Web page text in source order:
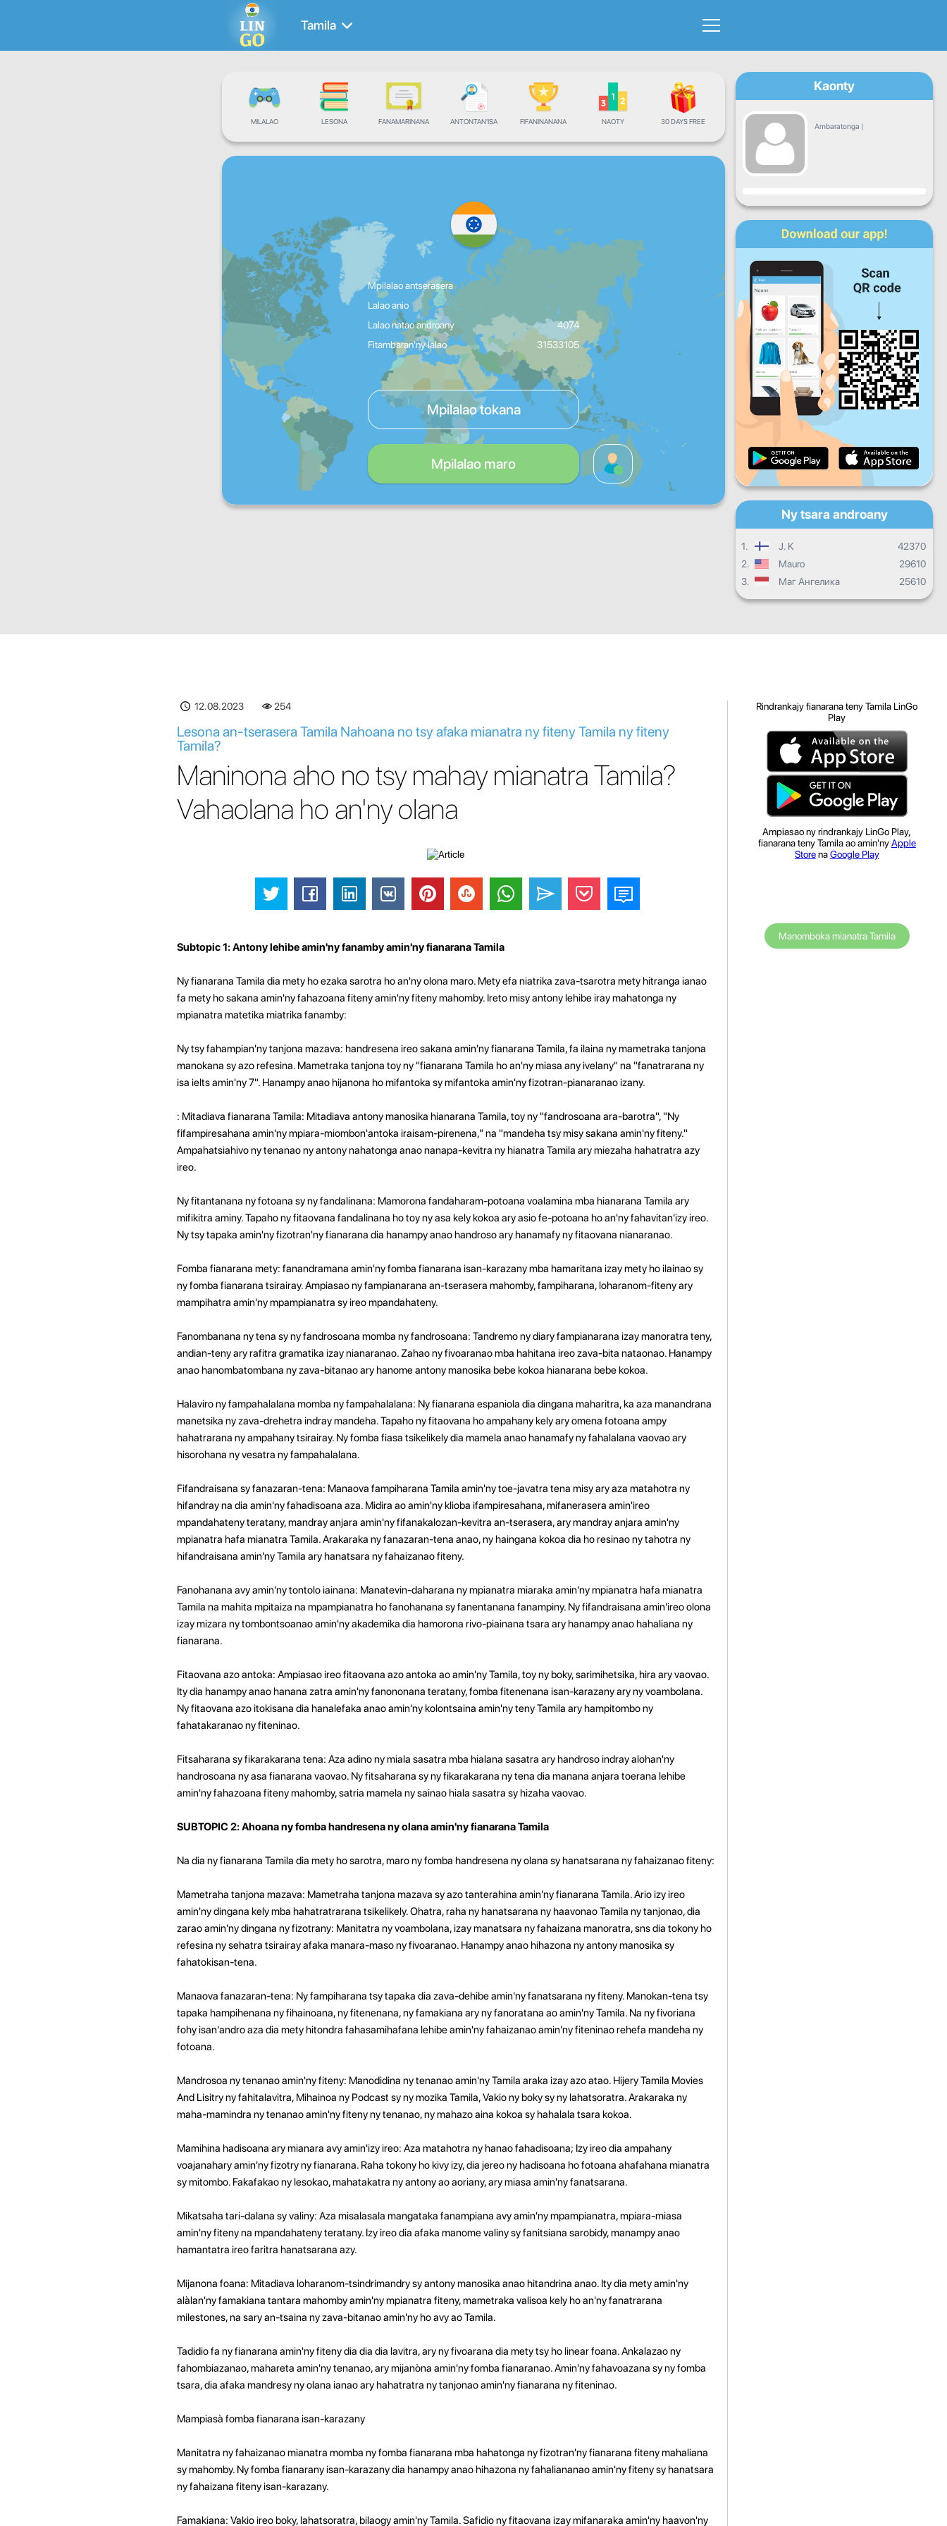
Tamila
MILALAO LESONA FANAMARINANA ANTONTAN'ISA FIFANINANANA NAOTY 30 DAYS FREE
Mpilalao antserasera
Lalao anio
Lalao natao androany
4074
Fitambaran'ny lalao
31533105
Mpilalao tokana
Mpilalao maro
Kaonty
Ambaratonga |
Fandrosoana
Alatsinainy Alarobia Alakamisy
Sabotsy Alahady
Fandrosoana isan'andro
Fandrosoana isambolana
Fandrosoana ankapobeny
Ny tsara androany
1. J. K
42370
2.
Mauro
29610
3.
Маг Ангелика 25610
12.08.2023 254
Lesona an-tserasera Tamila Nahoana no tsy afaka mianatra ny fiteny Tamila ny fiteny
Tamila?
Maninona aho no tsy mahay mianatra Tamila?
Vahaolana ho an'ny olana
Subtopic 1: Antony lehibe amin'ny fanamby amin'ny fianarana Tamila
Ny fianarana Tamila dia mety ho ezaka sarotra ho an'ny olona maro. Mety efa niatrika zava-tsarotra mety hitranga ianao
fa mety ho sakana amin'ny fahazoana fiteny amin'ny fiteny mahomby. Ireto misy antony lehibe iray mahatonga ny
mpianatra matetika miatrika fanamby:
Ny tsy fahampian'ny tanjona mazava: handresena ireo sakana amin'ny fianarana Tamila, fa ilaina ny mametraka tanjona
manokana sy azo refesina. Mametraka tanjona toy ny "fianarana Tamila ho an'ny miasa any ivelany" na "fanatrarana ny
isa ielts amin'ny 7". Hanampy anao hijanona ho mifantoka sy mifantoka amin'ny fizotran-pianaranao izany.
: Mitadiava fianarana Tamila: Mitadiava antony manosika hianarana Tamila, toy ny "fandrosoana ara-barotra", "Ny
fifampiresahana amin'ny mpiara-miombon'antoka iraisam-pirenena," na "mandeha tsy misy sakana amin'ny fiteny."
Ampahatsiahivo ny tenanao ny antony nahatonga anao nanapa-kevitra ny hianatra Tamila ary miezaha hahatratra azy
ireo.
Ny fitantanana ny fotoana sy ny fandalinana: Mamorona fandaharam-potoana voalamina mba hianarana Tamila ary
mifikitra aminy. Tapaho ny fitaovana fandalinana ho toy ny asa kely kokoa ary asio fe-potoana ho an'ny fahavitan'izy ireo.
Ny tsy tapaka amin'ny fizotran'ny fianarana dia hanampy anao handroso ary hanamafy ny fitaovana nianaranao.
Fomba fianarana mety: fanandramana amin'ny fomba fianarana isan-karazany mba hamaritana izay mety ho ilainao sy
ny fomba fianarana tsirairay. Ampiasao ny fampianarana an-tserasera mahomby, fampiharana, loharanom-fiteny ary
mampihatra amin'ny mpampianatra sy ireo mpandahateny.
Fanombanana ny tena sy ny fandrosoana momba ny fandrosoana: Tandremo ny diary fampianarana izay manoratra teny,
andian-teny ary rafitra gramatika izay nianaranao. Zahao ny fivoaranao mba hahitana ireo zava-bita nataonao. Hanampy
anao hanombatombana ny zava-bitanao ary hanome antony manosika bebe kokoa hianarana bebe kokoa.
Halaviro ny fampahalalana momba ny fampahalalana: Ny fianarana espaniola dia dingana maharitra, ka aza manandrana
manetsika ny zava-drehetra indray mandeha. Tapaho ny fitaovana ho ampahany kely ary omena fotoana ampy
hahatrarana ny ampahany tsirairay. Ny fomba fiasa tsikelikely dia mamela anao hanamafy ny fahalalana vaovao ary
hisorohana ny vesatra ny fampahalalana.
Fifandraisana sy fanazaran-tena: Manaova fampiharana Tamila amin'ny toe-javatra tena misy ary aza matahotra ny
hifandray na dia amin'ny fahadisoana aza. Midira ao amin'ny klioba ifampiresahana, mifanerasera amin'ireo
mpandahateny teratany, mandray anjara amin'ny fifanakalozan-kevitra an-tserasera, ary mandray anjara amin'ny
mpianatra hafa mianatra Tamila. Arakaraka ny fanazaran-tena anao, ny haingana kokoa dia ho resinao ny tahotra ny
hifandraisana amin'ny Tamila ary hanatsara ny fahaizanao fiteny.
Fanohanana avy amin'ny tontolo iainana: Manatevin-daharana ny mpianatra miaraka amin'ny mpianatra hafa mianatra
Tamila na mahita mpitaiza na mpampianatra ho fanohanana sy fanentanana fanampiny. Ny fifandraisana amin'ireo olona
izay mizara ny tombontsoanao amin'ny akademika dia hamorona rivo-piainana tsara ary hanampy anao hahaliana ny
fianarana.
Fitaovana azo antoka: Ampiasao ireo fitaovana azo antoka ao amin'ny Tamila, toy ny boky, sarimihetsika, hira ary vaovao.
Ity dia hanampy anao hanana zatra amin'ny fanononana teratany, fomba fitenenana isan-karazany ary ny voambolana.
Ny fitaovana azo itokisana dia hanalefaka anao amin'ny kolontsaina amin'ny teny Tamila ary hampitombo ny
fahatakaranao ny fiteninao.
Fitsaharana sy fikarakarana tena: Aza adino ny miala sasatra mba hialana sasatra ary handroso indray alohan'ny
handrosoana ny asa fianarana vaovao. Ny fitsaharana sy ny fikarakarana ny tena dia manana anjara toerana lehibe
amin'ny fahazoana fiteny mahomby, satria mamela ny sainao hiala sasatra sy hizaha vaovao.
SUBTOPIC 2: Ahoana ny fomba handresena ny olana amin'ny fianarana Tamila
Na dia ny fianarana Tamila dia mety ho sarotra, maro ny fomba handresena ny olana sy hanatsarana ny fahaizanao fiteny:
Mametraha tanjona mazava: Mametraha tanjona mazava sy azo tanterahina amin'ny fianarana Tamila. Ario izy ireo
amin'ny dingana kely mba hahatratrarana tsikelikely. Ohatra, raha ny hanatsarana ny haavonao Tamila ny tanjonao, dia
zarao amin'ny dingana ny fizotrany: Manitatra ny voambolana, izay manatsara ny fahaizana manoratra, sns dia tokony ho
refesina ny sehatra tsirairay afaka manara-maso ny fivoaranao. Hanampy anao hihazona ny antony manosika sy
fahatokisan-tena.
Manaova fanazaran-tena: Ny fampiharana tsy tapaka dia zava-dehibe amin'ny fanatsarana ny fiteny. Manokan-tena tsy
tapaka hampihenana ny fihainoana, ny fitenenana, ny famakiana ary ny fanoratana ao amin'ny Tamila. Na ny fivoriana
fohy isan'andro aza dia mety hitondra fahasamihafana lehibe amin'ny fahaizanao amin'ny fiteninao rehefa mandeha ny
fotoana.
Mandrosoa ny tenanao amin'ny fiteny: Manodidina ny tenanao amin'ny Tamila araka izay azo atao. Hijery Tamila Movies
And Lisitry ny fahitalavitra, Mihainoa ny Podcast sy ny mozika Tamila, Vakio ny boky sy ny lahatsoratra. Arakaraka ny
maha-mamindra ny tenanao amin'ny fiteny ny tenanao, ny mahazo aina kokoa sy hahalala tsara kokoa.
Mamihina hadisoana ary mianara avy amin'izy ireo: Aza matahotra ny hanao fahadisoana; Izy ireo dia ampahany
voajanahary amin'ny fizotry ny fianarana. Raha tokony ho kivy izy, dia jereo ny hadisoana ho fotoana ahafahana mianatra
sy mitombo. Fakafakao ny lesokao, mahatakatra ny antony ao aoriany, ary miasa amin'ny fanatsarana.
Mikatsaha tari-dalana sy valiny: Aza misalasala mangataka fanampiana avy amin'ny mpampianatra, mpiara-miasa
amin'ny fiteny na mpandahateny teratany. Izy ireo dia afaka manome valiny sy fanitsiana sarobidy, manampy anao
hamantatra ireo faritra hanatsarana azy.
Mijanona foana: Mitadiava loharanom-tsindrimandry sy antony manosika anao hitandrina anao. Ity dia mety amin'ny
alàlan'ny famakiana tantara mahomby amin'ny mpianatra fiteny, mametraka valisoa kely ho an'ny fanatrarana
milestones, na sary an-tsaina ny zava-bitanao amin'ny ho avy ao Tamila.
Tadidio fa ny fianarana amin'ny fiteny dia dia dia lavitra, ary ny fivoarana dia mety tsy ho linear foana. Ankalazao ny
fahombiazanao, mahareta amin'ny tenanao, ary mijanòna amin'ny fomba fianaranao. Amin'ny fahavoazana sy ny fomba
tsara, dia afaka mandresy ny olana ianao ary hahatratra ny tanjonao amin'ny fianarana ny fiteninao.
Mampiasà fomba fianarana isan-karazany
Manitatra ny fahaizanao mianatra momba ny fomba fianarana mba hahatonga ny fizotran'ny fianarana fiteny mahaliana
sy mahomby. Ny fomba fianarany isan-karazany dia hanampy anao hihazona ny fahaliananao amin'ny fiteny sy hanatsara
ny fahaizana fiteny isan-karazany.
Famakiana: Vakio ireo boky, lahatsoratra, bilaogy amin'ny Tamila. Safidio ny fitaovana izay mifanaraka amin'ny haavon'ny
Rindrankajy fianarana teny Tamila LinGo
Play
Ampiasao ny rindrankajy LinGo Play,
fianarana teny Tamila ao amin'nyApple
StorenaGoogle Play
Manomboka mianatra Tamila